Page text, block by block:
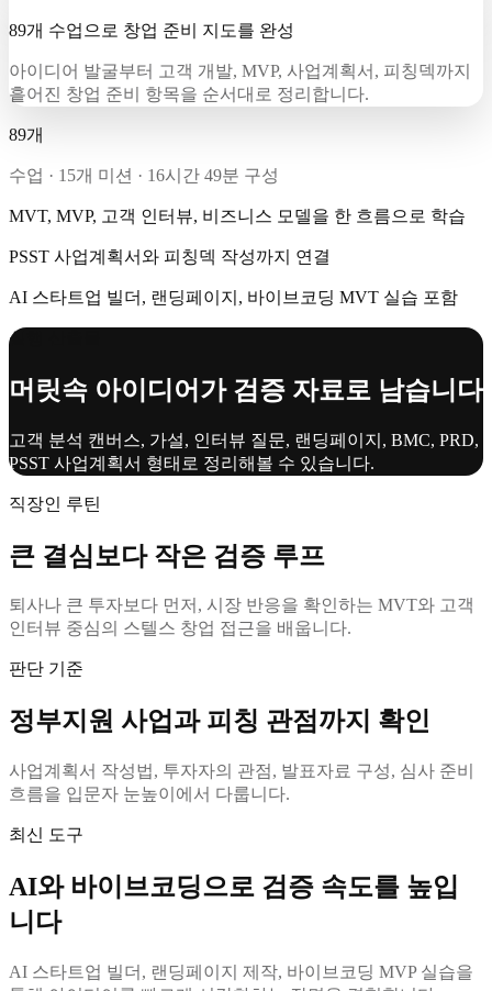
89개 수업으로 창업 준비 지도를 완성
아이디어 발굴부터 고객 개발, MVP, 사업계획서, 피칭덱까지
흩어진 창업 준비 항목을 순서대로 정리합니다.
89개
수업 · 15개 미션 · 16시간 49분 구성
MVT, MVP, 고객 인터뷰, 비즈니스 모델을 한 흐름으로 학습
PSST 사업계획서와 피칭덱 작성까지 연결
AI 스타트업 빌더, 랜딩페이지, 바이브코딩 MVT 실습 포함
실행 산출물
머릿속 아이디어가 검증 자료로 남습니다
고객 분석 캔버스, 가설, 인터뷰 질문, 랜딩페이지, BMC, PRD,
PSST 사업계획서 형태로 정리해볼 수 있습니다.
직장인 루틴
큰 결심보다 작은 검증 루프
퇴사나 큰 투자보다 먼저, 시장 반응을 확인하는 MVT와 고객
인터뷰 중심의 스텔스 창업 접근을 배웁니다.
판단 기준
정부지원 사업과 피칭 관점까지 확인
사업계획서 작성법, 투자자의 관점, 발표자료 구성, 심사 준비
흐름을 입문자 눈높이에서 다룹니다.
최신 도구
AI와 바이브코딩으로 검증 속도를 높입
니다
AI 스타트업 빌더, 랜딩페이지 제작, 바이브코딩 MVP 실습을